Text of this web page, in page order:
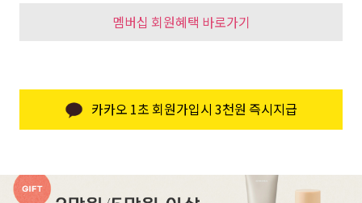
멤버십 회원혜택 바로가기
카카오 1초 회원가입시 3천원 즉시지급